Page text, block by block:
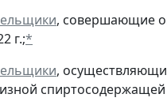
, совершающие
г.;*
,